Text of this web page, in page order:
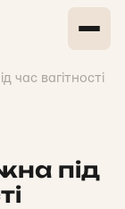
час вагітності
під